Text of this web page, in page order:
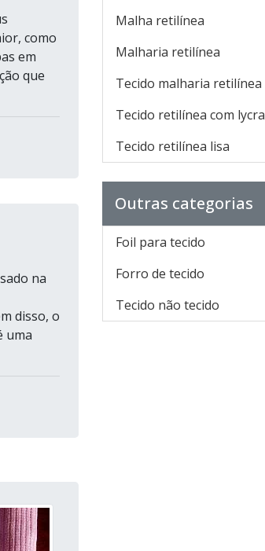
como
em
que
na
disso, o
uma
Malha retilínea
Malharia retilínea
Tecido malharia retilínea
Tecido retilínea com lycra
Tecido retilínea lisa
Outras categorias
Foil para tecido
Forro de tecido
Tecido não tecido